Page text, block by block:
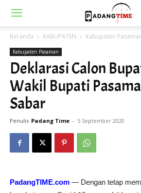
Beranda KABUPATEN Kabupaten
Kabupaten Pasaman
Deklarasi Calon
Wakil Bupati
Sabar
Penulis Padang Time - 5 September 2020
PadangTIME.com — Dengan tetap